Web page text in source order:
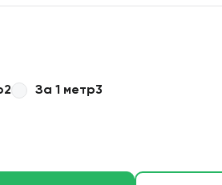
За 1 метр3